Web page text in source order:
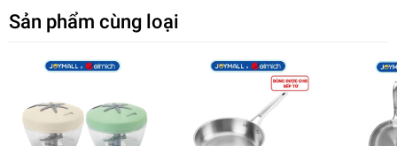
Sản phẩm cùng loại